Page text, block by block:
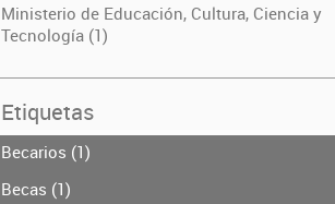
Ministerio de Educación, Cultura, Ciencia y
Tecnología (1)
Etiquetas
Becarios (1)
Becas (1)